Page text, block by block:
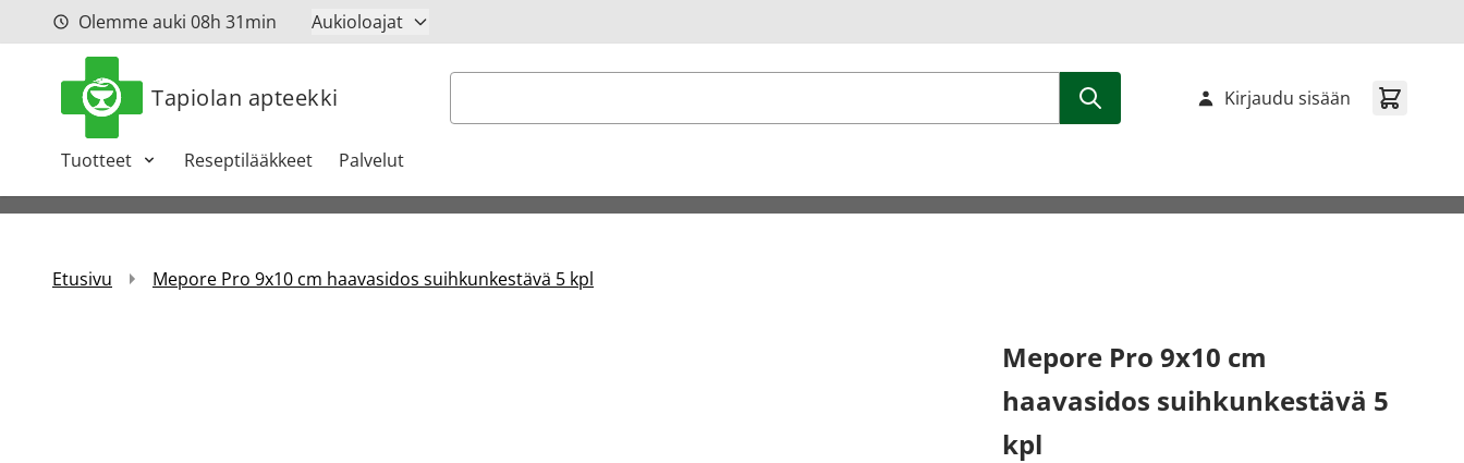
Siirry sisältöönOlemme auki 08h 31min Aukioloajat
Tapiolan apteekki Haku
Tuotteet Reseptilääkkeet Palvelut
Kirjaudu sisään
Etusivu Mepore Pro 9x10 cm haavasidos suihkunkestävä 5 kpl
Mepore Pro 9x10 cm
haavasidos suihkunkestävä 5
kpl